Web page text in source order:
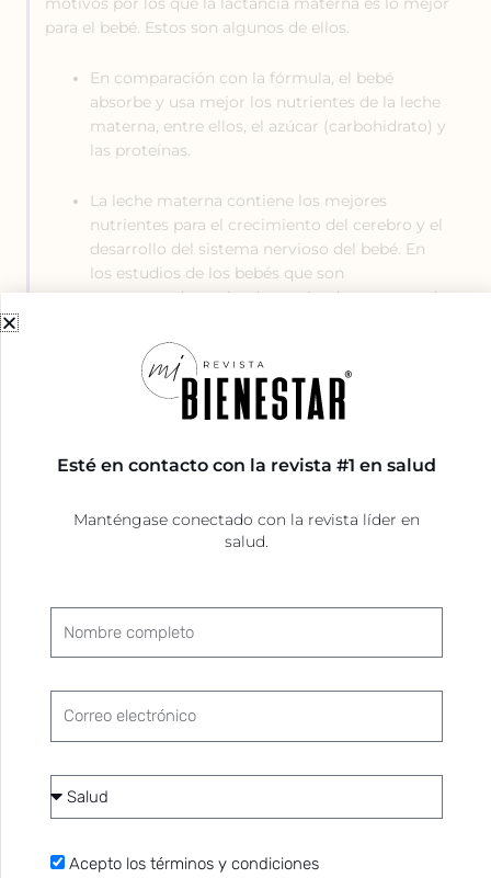
motivos por los que la lactancia materna es lo mejor
para el bebé. Estos son algunos de ellos.
En comparación con la fórmula, el bebé
absorbe y usa mejor los nutrientes de la leche
materna, entre ellos, el azúcar (carbohidrato) y
las proteínas.
La leche materna contiene los mejores
nutrientes para el crecimiento del cerebro y el
desarrollo del sistema nervioso del bebé. En
los estudios de los bebés que son
amamantados se ha determinado que, cuando
inteligencia es superior.
También es mejor el funcionamiento de los
ojos de un bebé lactante, lo que se debe sobre
leche materna.
Fuente:Biblioteca Médica Virtual del Hospital
Esté en contacto con la revista #1 en salud
Manténgase conectado con la revista líder en
salud.
completo
electrónico
Categoría
Acepto
Acepto los términos y condiciones